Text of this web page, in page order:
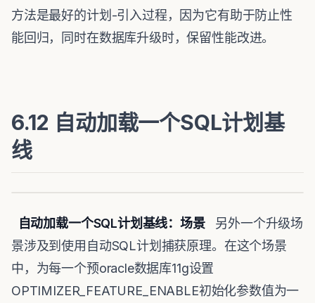
方法是最好的计划-引入过程，因为它有助于防止性
能回归，同时在数据库升级时，保留性能改进。
6.12 自动加载一个SQL计划基
线
自动加载一个SQL计划基线：场景另外一个升级场
景涉及到使用自动SQL计划捕获原理。在这个场景
中，为每一个预oracle数据库11g设置
OPTIMIZER_FEATURE_ENABLE初始化参数值为一